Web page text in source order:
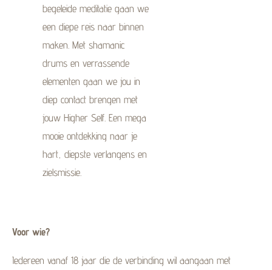
begeleide meditatie gaan we
een diepe reis naar binnen
maken. Met shamanic
drums en verrassende
elementen gaan we jou in
diep contact brengen met
jouw Higher Self. Een mega
mooie ontdekking naar je
hart, diepste verlangens en
zielsmissie.
Voor wie?
Iedereen vanaf 18 jaar die de verbinding wil aangaan met